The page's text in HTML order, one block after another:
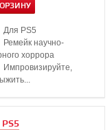
Для PS5
Ремейк научно-
хоррора
Импровизируйте,